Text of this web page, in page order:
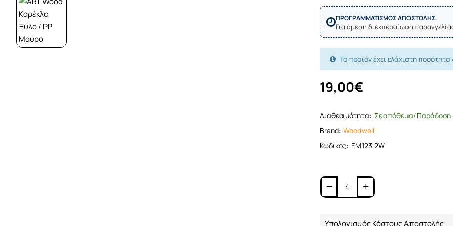
ΠΡΟΓΡΑΜΜΑΤΙΣΜΟΣ ΑΠΟΣΤΟΛΗΣ
Για άμεση διεκπεραίωση
Διαθεσιμότητα: Σε απόθεμα/ Παράδοση
Brand: Woodwell
Κωδικός: ΕΜ123,2W
19,00€
Το προϊόν έχει ελάχιστη ποσότητα
Υπολογισμός Κόστους Αποστολής